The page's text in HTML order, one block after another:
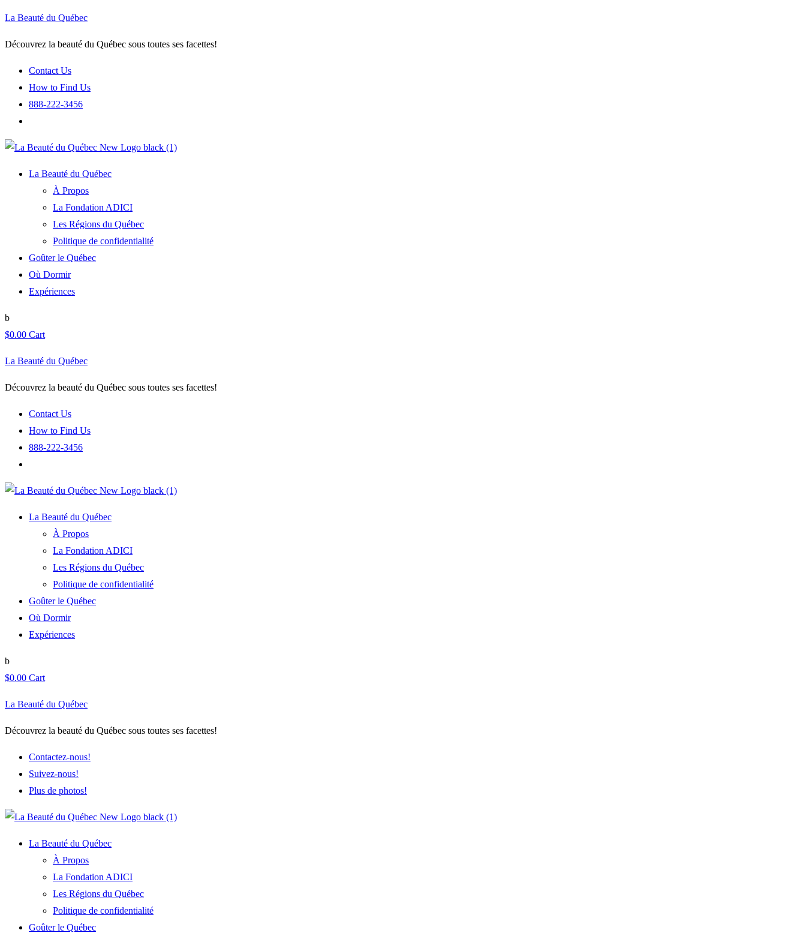
La Beauté du Québec
Découvrez la beauté du Québec sous toutes ses facettes!
Contact Us
How to Find Us
888-222-3456
La Beauté du Québec
À Propos
La Fondation ADICI
Les Régions du Québec
Politique de confidentialité
Goûter le Québec
Où Dormir
Expériences
$0.00 Cart
La Beauté du Québec
Découvrez la beauté du Québec sous toutes ses facettes!
Contact Us
How to Find Us
888-222-3456
La Beauté du Québec
À Propos
La Fondation ADICI
Les Régions du Québec
Politique de confidentialité
Goûter le Québec
Où Dormir
Expériences
$0.00 Cart
La Beauté du Québec
Découvrez la beauté du Québec sous toutes ses facettes!
Contactez-nous!
Suivez-nous!
Plus de photos!
La Beauté du Québec
À Propos
La Fondation ADICI
Les Régions du Québec
Politique de confidentialité
Goûter le Québec